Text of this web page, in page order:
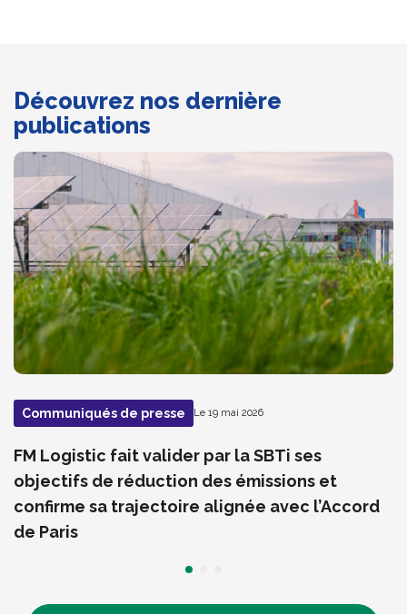
Découvrez nos dernière
publications
Communiqués de presse Le 19 mai 2026
FM Logistic fait valider par la SBTi ses
objectifs de réduction des émissions et
confirme sa trajectoire alignée avec l’Accord
de Paris